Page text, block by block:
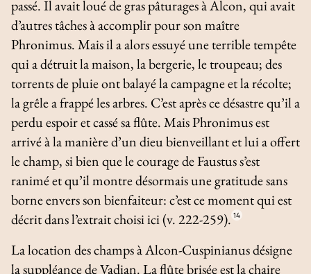
passé. Il avait loué de gras pâturages à Alcon, qui avait
d’autres tâches à accomplir pour son maître
Phronimus. Mais il a alors essuyé une terrible tempête
qui a détruit la maison, la bergerie, le troupeau; des
torrents de pluie ont balayé la campagne et la récolte;
la grêle a frappé les arbres. C’est après ce désastre qu’il a
perdu espoir et cassé sa flûte. Mais Phronimus est
arrivé à la manière d’un dieu bienveillant et lui a offert
le champ, si bien que le courage de Faustus s’est
ranimé et qu’il montre désormais une gratitude sans
borne envers son bienfaiteur: c’est ce moment qui est
décrit dans l’extrait choisi ici (v. 222-259). 14
La location des champs à Alcon-Cuspinianus désigne
la suppléance de Vadian. La flûte brisée est la chaire